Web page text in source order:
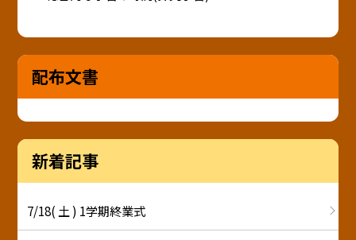
配布文書
新着記事
7/18( 土 ) 1学期終業式